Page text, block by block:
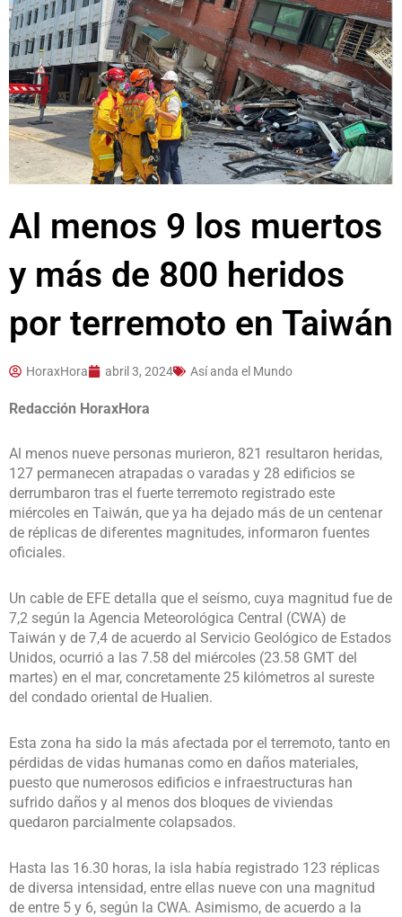
Al menos 9 los muertos
y más de 800 heridos
por terremoto en Taiwán
HoraxHora abril 3, 2024 Así anda el Mundo
Redacción HoraxHora
Al menos nueve personas murieron, 821 resultaron heridas,
127 permanecen atrapadas o varadas y 28 edificios se
derrumbaron tras el fuerte terremoto registrado este
miércoles en Taiwán, que ya ha dejado más de un centenar
de réplicas de diferentes magnitudes, informaron fuentes
oficiales.
Un cable de EFE detalla que el seísmo, cuya magnitud fue de
7,2 según la Agencia Meteorológica Central (CWA) de
Taiwán y de 7,4 de acuerdo al Servicio Geológico de Estados
Unidos, ocurrió a las 7.58 del miércoles (23.58 GMT del
martes) en el mar, concretamente 25 kilómetros al sureste
del condado oriental de Hualien.
Esta zona ha sido la más afectada por el terremoto, tanto en
pérdidas de vidas humanas como en daños materiales,
puesto que numerosos edificios e infraestructuras han
sufrido daños y al menos dos bloques de viviendas
quedaron parcialmente colapsados.
Hasta las 16.30 horas, la isla había registrado 123 réplicas
de diversa intensidad, entre ellas nueve con una magnitud
de entre 5 y 6, según la CWA. Asimismo, de acuerdo a la